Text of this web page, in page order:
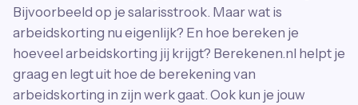
Bijvoorbeeld op je salarisstrook. Maar wat is
arbeidskorting nu eigenlijk? En hoe bereken je
hoeveel arbeidskorting jij krijgt? Berekenen.nl helpt je
graag en legt uit hoe de berekening van
arbeidskorting in zijn werk gaat. Ook kun je jouw